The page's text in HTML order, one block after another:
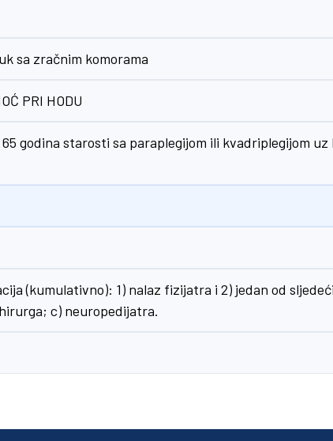
sa zračnim komorama
PRI HODU
godina starosti sa paraplegijom ili kvadriplegijom
(kumulativno): 1) nalaz fizijatra i 2) jedan od
c) neuropedijatra.